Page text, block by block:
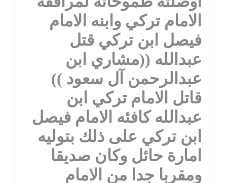
الامام تركي وابنه الامام
فيصل ابن تركي قتل
عبدالله ((مشاري ابن
عبدالرحمن آل سعود ))
قاتل الامام تركي ابن
عبدالله كافئه الامام فيصل
ابن تركي على ذلك بتوليه
امارة حائل وكان صديقا
ومقربا جدا من الامام